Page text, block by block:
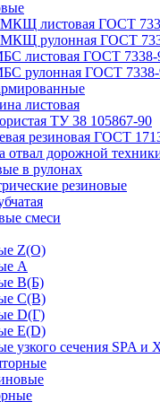
листовая ГОСТ
рулонная ГОСТ
листовая ГОСТ 7338-
рулонная ГОСТ
листовая
ТУ 38 105867-90
резиновая ГОСТ
отвал дорожной
в рулонах
резиновые
смеси
Z(О)
A
B(Б)
C(В)
D(Г)
Е(D)
узкого сечения SPA и